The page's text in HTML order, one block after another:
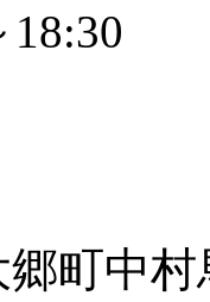
町中村